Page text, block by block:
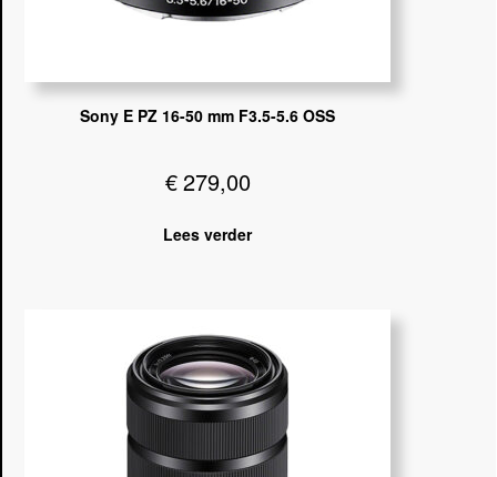
Sony E PZ 16-50 mm F3.5-5.6 OSS
€279,00
Lees verder